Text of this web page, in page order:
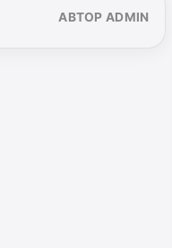
АВТОР ADMIN